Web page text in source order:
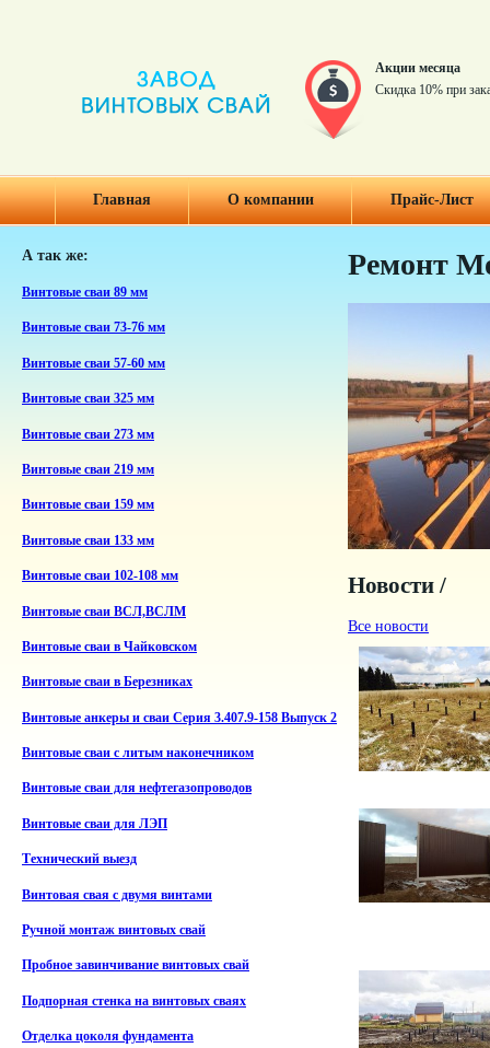
Акции месяца
Скидка 10% при
Главная О компании Прайс-Лист
А так же:
Винтовые сваи 89 мм
Винтовые сваи 73-76 мм
Винтовые сваи 57-60 мм
Винтовые сваи 325 мм
Винтовые сваи 273 мм
Винтовые сваи 219 мм
Винтовые сваи 159 мм
Винтовые сваи 133 мм
Винтовые сваи 102-108 мм
Винтовые сваи ВСЛ,ВСЛМ
Винтовые сваи в Чайковском
Винтовые сваи в Березниках
Винтовые анкеры и сваи Серия 3.407.9-158 Выпуск 2
Винтовые сваи с литым наконечником
Винтовые сваи для нефтегазопроводов
Винтовые сваи для ЛЭП
Технический выезд
Винтовая свая с двумя винтами
Ручной монтаж винтовых свай
Пробное завинчивание винтовых свай
Подпорная стенка на винтовых сваях
Отделка цоколя фундамента
Ремонт
Новости /
Все новости